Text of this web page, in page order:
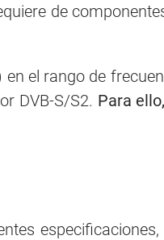
de
el rango de
DVB-S/S2. Para